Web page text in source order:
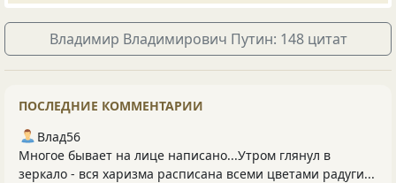
Владимир Владимирович Путин: 148 цитат
ПОСЛЕДНИЕ КОММЕНТАРИИ
Влад56
Многое бывает на лице написано...Утром глянул в
зеркало - вся харизма расписана всеми цветами радуги...